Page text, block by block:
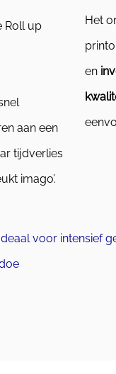
Roll up
aan een
tijdverlies
imago’.
Het
en
voor intensief